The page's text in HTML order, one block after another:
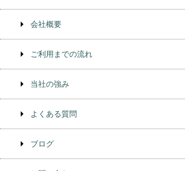
会社概要
ご利用までの流れ
当社の強み
よくある質問
ブログ